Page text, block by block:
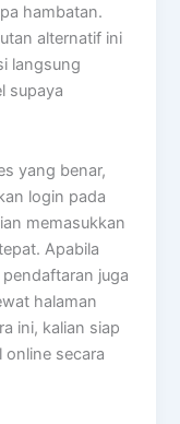
hambatan.
alternatif ini
langsung
supaya
yang benar,
login pada
memasukkan
Apabila
juga
halaman
ini, kalian siap
online secara